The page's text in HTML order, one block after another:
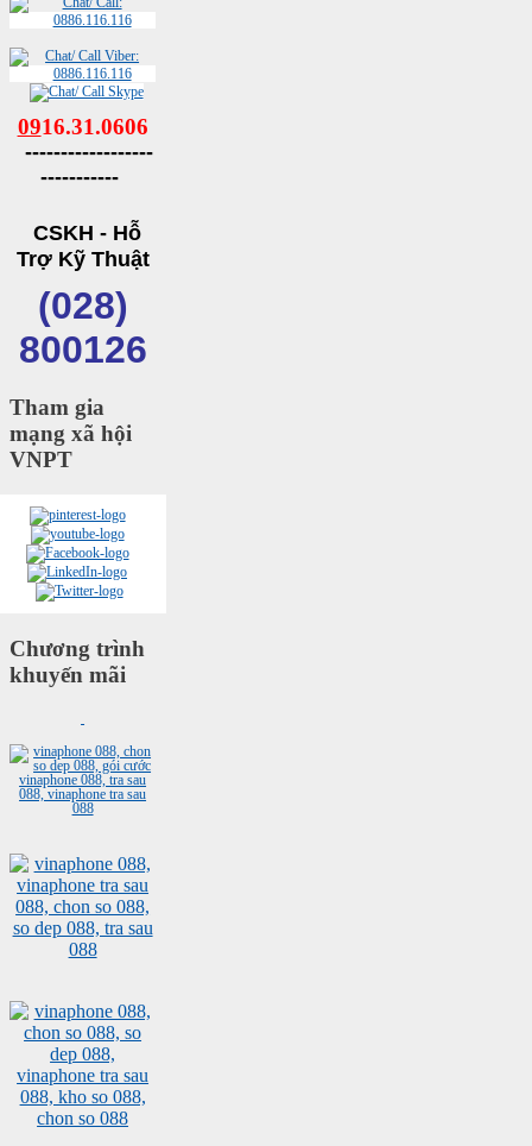
0916.31.0606
------------------
-----------
CSKH - Hỗ
Trợ Kỹ Thuật
(028)
800126
Tham gia
mạng xã hội
VNPT
Chương trình
khuyến mãi